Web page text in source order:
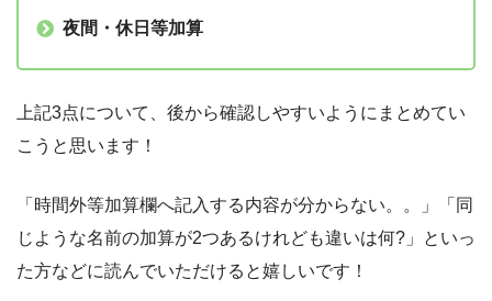
夜間・休日等加算
上記3点について、後から確認しやすいようにまとめてい
こうと思います！
「時間外等加算欄へ記入する内容が分からない。。」「同
じような名前の加算が2つあるけれども違いは何?」といっ
た方などに読んでいただけると嬉しいです！